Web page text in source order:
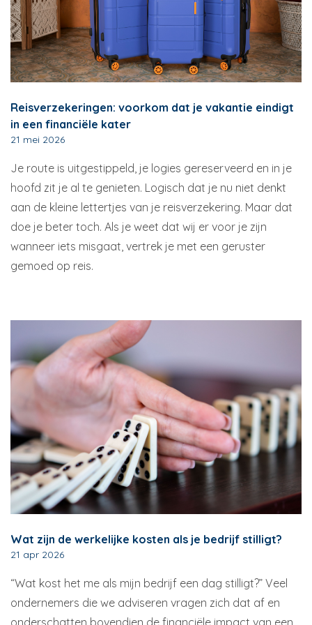
Reisverzekeringen: voorkom dat je vakantie eindigt
in een financiële kater
21 mei 2026
Je route is uitgestippeld, je logies gereserveerd en in je
hoofd zit je al te genieten. Logisch dat je nu niet denkt
aan de kleine lettertjes van je reisverzekering. Maar dat
doe je beter toch. Als je weet dat wij er voor je zijn
wanneer iets misgaat, vertrek je met een geruster
gemoed op reis.
Wat zijn de werkelijke kosten als je bedrijf stilligt?
21 apr 2026
“Wat kost het me als mijn bedrijf een dag stilligt?” Veel
ondernemers die we adviseren vragen zich dat af en